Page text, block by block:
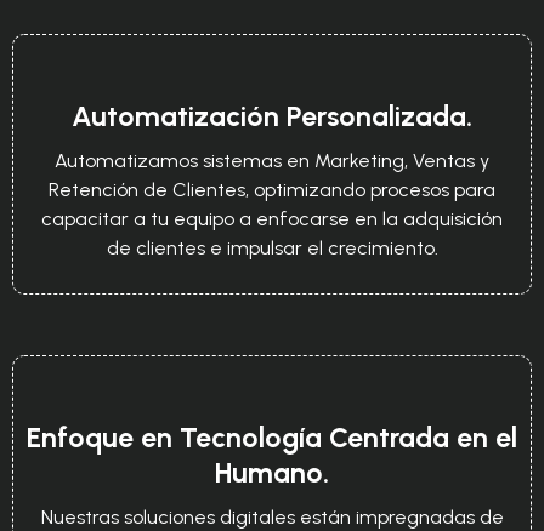
Automatización Personalizada.
Automatizamos sistemas en Marketing, Ventas y
Retención de Clientes, optimizando procesos para
capacitar a tu equipo a enfocarse en la adquisición
de clientes e impulsar el crecimiento.
Enfoque en Tecnología Centrada en el
Humano.
Nuestras soluciones digitales están impregnadas de